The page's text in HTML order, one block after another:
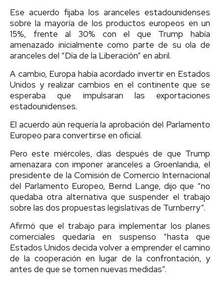
Ese acuerdo fijaba los aranceles estadounidenses
sobre la mayoría de los productos europeos en un
15%, frente al 30% con el que Trump había
amenazado inicialmente como parte de su ola de
aranceles del “Día de la Liberación” en abril.
A cambio, Europa había acordado invertir en Estados
Unidos y realizar cambios en el continente que se
esperaba que impulsaran las exportaciones
estadounidenses.
El acuerdo aún requería la aprobación del Parlamento
Europeo para convertirse en oficial.
Pero este miércoles, días después de que Trump
amenazara con imponer aranceles a Groenlandia, el
presidente de la Comisión de Comercio Internacional
del Parlamento Europeo, Bernd Lange, dijo que “no
quedaba otra alternativa que suspender el trabajo
sobre las dos propuestas legislativas de Turnberry”.
Afirmó que el trabajo para implementar los planes
comerciales quedaría en suspenso “hasta que
Estados Unidos decida volver a emprender el camino
de la cooperación en lugar de la confrontación, y
antes de que se tomen nuevas medidas”.